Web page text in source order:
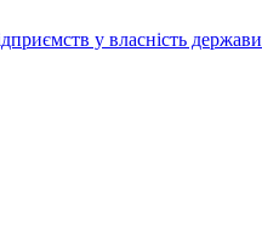
у власність держави